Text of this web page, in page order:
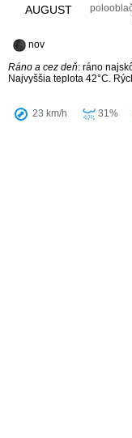
AUGUST
nov
Ráno a cez deň: ráno
Najvyššia teplota 42°C.
23 km/h 31%